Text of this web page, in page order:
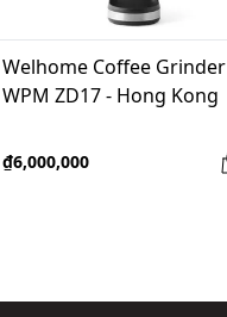
Welhome Coffee Grinder
WPM ZD17 - Hong Kong
₫6,000,000